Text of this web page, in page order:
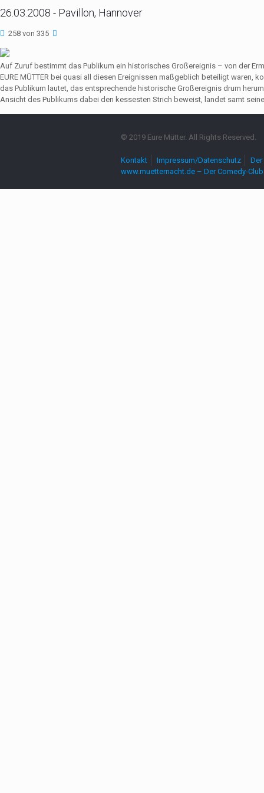
26.03.2008 - Pavillon, Hannover
258 von 335
Auf Zuruf bestimmt das Publikum ein historisches Großereignis – von der
EURE MÜTTER bei quasi all diesen Ereignissen maßgeblich beteiligt waren,
das Publikum lautet, das entsprechende historische Großereignis drum
Ansicht des Publikums dabei den kessesten Strich beweist, landet samt
© 2019 Eure Mütter. All Rights Reserved.
Kontakt Impressum/Datenschutz
www.muetternacht.de – Der Comedy-Club